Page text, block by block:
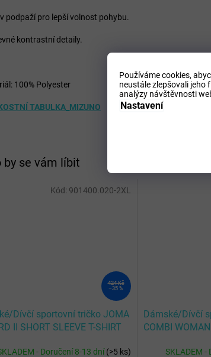
Používáme cookies,
neustále zlepšovali jeho
analýzy návštěvnosti
Nastavení
by se vám líbit
424 Kč
–35 %
Dívčí sportovní tričko JOMA
II SHORT SLEEVE T-SHIRT
- Doručení 8-13 dní(>5 ks)
Kód: 901400.020-2XL
Dámské/Dívčí
COMBI
SKLADEM -
podpaží pro lepší volnost pohybu.
kontrastní detaily.
100% Polyester
TABULKA_MIZUNO